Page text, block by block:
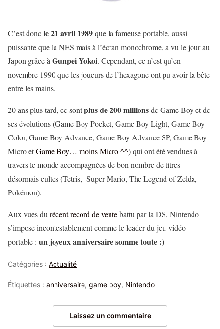
C’est doncle 21 avril 1989que la fameuse portable, aussi
puissante que la NES mais à l’écran monochrome, a vu le jour au
Japon grâce à Gunpei Yokoi. Cependant, ce n’est qu’en
novembre 1990 que les joueurs de l’hexagone ont pu avoir la bête
entre les mains.
20 ans plus tard, ce sontplus de 200 millionsde Game Boy et de
ses évolutions (Game Boy Pocket, Game Boy Light, Game Boy
Color, Game Boy Advance, Game Boy Advance SP, Game Boy
Micro etGame Boy… moins Micro ^^) qui ont été vendues à
travers le monde accompagnées de bon nombre de titres
désormais cultes (Tetris, Super Mario, The Legend of Zelda,
Pokémon).
Aux vues du récent record de ventebattu par la DS, Nintendo
s’impose incontestablement comme le leader du jeu-vidéo
portable : un joyeux anniversaire somme toute :)
Catégories : Actualité
Étiquettes : anniversaire, game boy, Nintendo
Laissez un commentaire